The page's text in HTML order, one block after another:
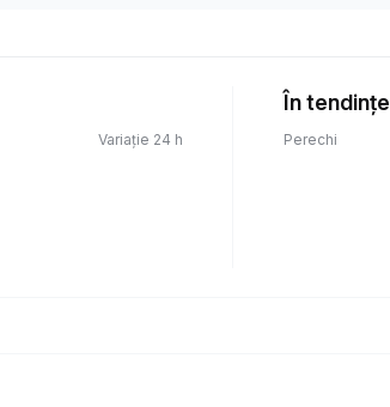
Variație 24 h
În tendințe
Perechi